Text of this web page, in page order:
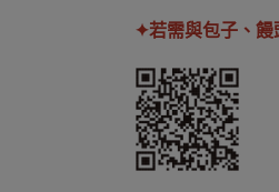
✦若需與包子、饅